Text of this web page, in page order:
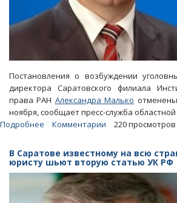
Постановления о возбуждении
директора Саратовского филиала
права РАН Александра Малько
ноября, сообщает пресс-служба
Подробнее
возбуждении
дел
отношении
Комментарии 220 просмотров
В Саратове известному на всю
юристу шьют вторую статью УК РФ